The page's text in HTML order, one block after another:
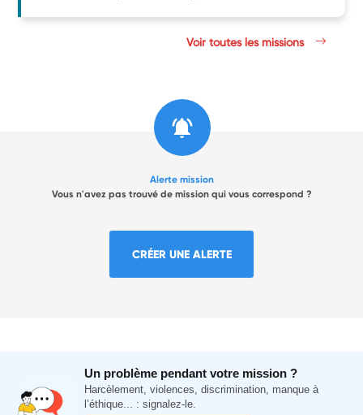
Voir toutes les missions
Alerte mission
Vous n'avez pas trouvé de mission qui vous correspond ?
CRÉER UNE ALERTE
Un problème pendant votre mission ?
Harcèlement, violences, discrimination, manque à
l’éthique... : signalez-le.